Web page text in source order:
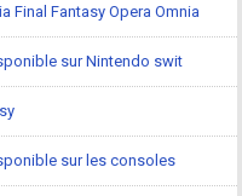
Final Fantasy Opera Omnia
sur Nintendo swit
sur les consoles